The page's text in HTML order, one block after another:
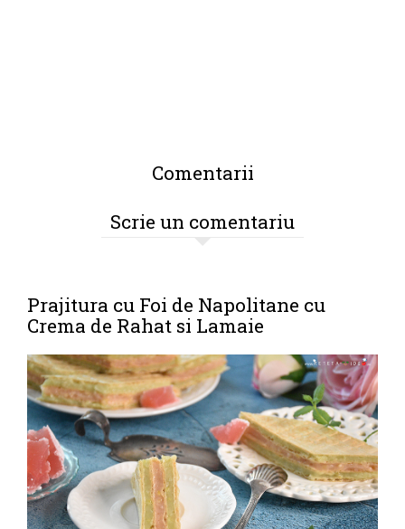
Comentarii
Scrie un comentariu
Prajitura cu Foi de Napolitane cu
Crema de Rahat si Lamaie